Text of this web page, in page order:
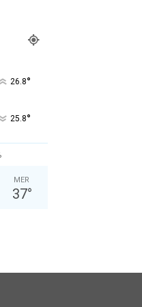
26.8°
25.8°
MER
37°